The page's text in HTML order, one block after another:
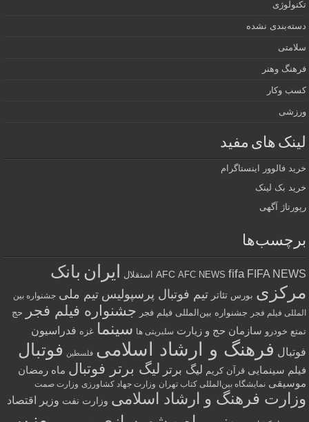
تکنولوژی
دسته‌بندی نشده
سلامتی
فرهنگ وهنر
کسب وکار
ورزشی
لینک های مفید
خرید فالوور اینستاگرام
خرید بک لینک
رپورتاژ آگهی
برچسب‌ها
AFC AFC NEWS fifa FIFA NEWS استقلال ایران بانک
مرکزی بورس تئاتر تیم فوتبال پرسپولیس تیم ملی جشنواره بین
المللی فیلم فجر جشنواره بین‌المللی فیلم فجر جشنواره فیلم فجر
حج
تمتع خودرو سازمان حج و زیارت سلبریتی ها سینما غزه فدراسیون
فوتبال فرهنگ و ارشاد اسلامی فلسطین فوتبال
فیلم سینمایی قرآن کریم لیگ برتر لیگ برتر فوتبال ماه رمضان
موسیقی نمایشگاه بین‌المللی کتاب تهران وزارت جهاد کشاورزی وزارت صمت
وزارت فرهنگ و ارشاد اسلامی وزارت نفت وزیر اقتصاد